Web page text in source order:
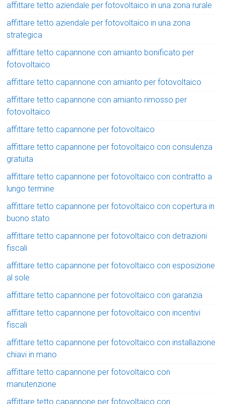
affittare tetto aziendale per fotovoltaico in una zona rurale
affittare tetto aziendale per fotovoltaico in una zona
strategica
affittare tetto capannone con amianto bonificato per
fotovoltaico
affittare tetto capannone con amianto per fotovoltaico
affittare tetto capannone con amianto rimosso per
fotovoltaico
affittare tetto capannone per fotovoltaico
affittare tetto capannone per fotovoltaico con consulenza
gratuita
affittare tetto capannone per fotovoltaico con contratto a
lungo termine
affittare tetto capannone per fotovoltaico con copertura in
buono stato
affittare tetto capannone per fotovoltaico con detrazioni
fiscali
affittare tetto capannone per fotovoltaico con esposizione
al sole
affittare tetto capannone per fotovoltaico con garanzia
affittare tetto capannone per fotovoltaico con incentivi
fiscali
affittare tetto capannone per fotovoltaico con installazione
chiavi in mano
affittare tetto capannone per fotovoltaico con
manutenzione
affittare tetto capannone per fotovoltaico con